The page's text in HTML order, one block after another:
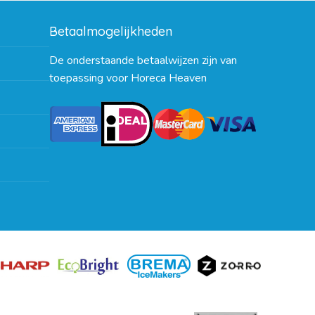
Betaalmogelijkheden
De onderstaande betaalwijzen zijn van
toepassing voor Horeca Heaven